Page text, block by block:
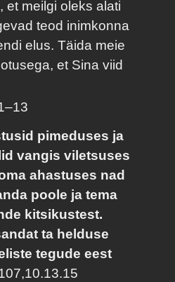
et meilgi oleks alati
teod inimkonna
elus. Täida meie
et Sina viid
pimeduses ja
vangis viletsuses
ahastuses nad
poole ja tema
kitsikustest.
ta helduse
tegude eest